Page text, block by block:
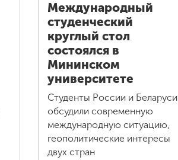
Международный
студенческий
круглый стол
состоялся в
Мининском
университете
Студенты России и Беларуси
обсудили современную
международную ситуацию,
геополитические интересы
двух стран